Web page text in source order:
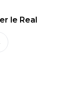
le Real